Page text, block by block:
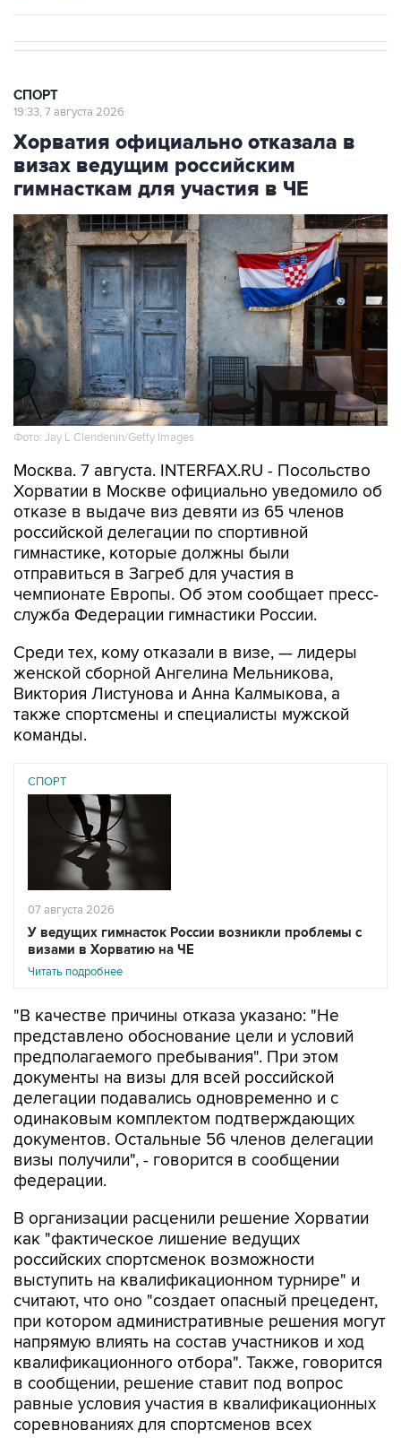
СПОРТ
19:33, 7 августа 2026
Хорватия официально отказала в
визах ведущим российским
гимнасткам для участия в ЧЕ
Фото: Jay L Clendenin/Getty Images
Москва. 7 августа. INTERFAX.RU - Посольство
Хорватии в Москве официально уведомило об
отказе в выдаче виз девяти из 65 членов
российской делегации по спортивной
гимнастике, которые должны были
отправиться в Загреб для участия в
чемпионате Европы. Об этом сообщает пресс-
служба Федерации гимнастики России.
Среди тех, кому отказали в визе, — лидеры
женской сборной Ангелина Мельникова,
Виктория Листунова и Анна Калмыкова, а
также спортсмены и специалисты мужской
команды.
СПОРТ
07 августа 2026
У ведущих гимнасток России возникли проблемы с
визами в Хорватию на ЧЕ
Читать подробнее
"В качестве причины отказа указано: "Не
представлено обоснование цели и условий
предполагаемого пребывания". При этом
документы на визы для всей российской
делегации подавались одновременно и с
одинаковым комплектом подтверждающих
документов. Остальные 56 членов делегации
визы получили", - говорится в сообщении
федерации.
В организации расценили решение Хорватии
как "фактическое лишение ведущих
российских спортсменок возможности
выступить на квалификационном турнире" и
считают, что оно "создает опасный прецедент,
при котором административные решения могут
напрямую влиять на состав участников и ход
квалификационного отбора". Также, говорится
в сообщении, решение ставит под вопрос
равные условия участия в квалификационных
соревнованиях для спортсменов всех